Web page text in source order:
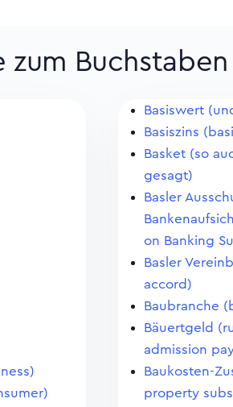
zum
Basiswert
Basiszins
Basket (so
gesagt)
Basler
on Banking
Basler
accord)
Baubranche
Bäuertgeld
admission
Baukosten-
property